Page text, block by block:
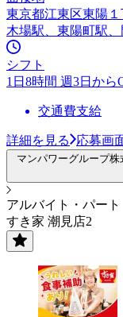
東京都江東区東陽１
木場駅、東陽町駅
シフト
1日8時間 週3日から
交通費支給
詳細を見る 応募画
マンパワーグループ
アルバイト・パート
すき家 潮見店2